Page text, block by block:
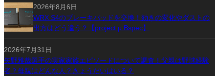
2026年8月6日
WRX S4のブレーキパッドを交換！効きの変化やダストの
出方はどう違う？【project μ Bspec】
2026年7月31日
矢野雅哉選手の実家家族エピソードについて調査！父親は野球経験
者？母親はどんな人？きょうだいはいる？